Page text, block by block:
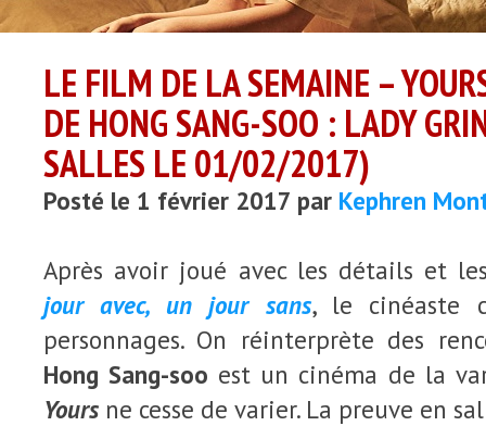
LE FILM DE LA SEMAINE –
DE HONG SANG-SOO : LADY
SALLES LE 01/02/2017)
Posté le 1 février 2017 par Kephren
Après avoir joué avec les détails et
jour avec, un jour sans, le cinéaste
personnages. On réinterprète des
Hong Sang-soo est un cinéma de la
Yours ne cesse de varier. La preuve en